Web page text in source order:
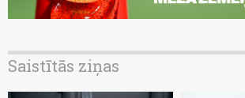
Saistītās ziņas